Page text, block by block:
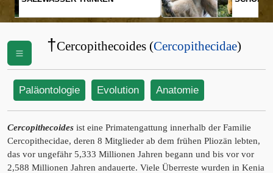
BEWEGUNGSMUSTER
†Cercopithecoides (Cercopithecidae)
Paläontologie Evolution Anatomie
Cercopithecoides ist eine Primatengattung innerhalb der Familie
Cercopithecidae, deren 8 Mitglieder ab dem frühen Pliozän lebten,
das vor ungefähr 5,333 Millionen Jahren begann und bis vor vor
2,588 Millionen Jahren andauerte. Viele Überreste wurden in Kenia